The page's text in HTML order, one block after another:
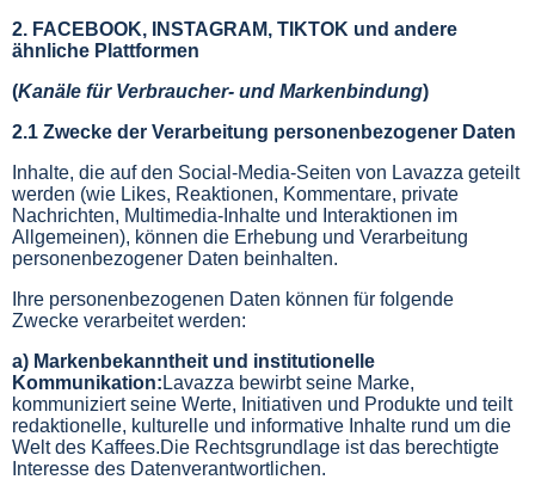
2. FACEBOOK, INSTAGRAM, TIKTOK und andere
ähnliche Plattformen
(Kanäle für Verbraucher- und Markenbindung)
2.1 Zwecke der Verarbeitung personenbezogener Daten
Inhalte, die auf den Social-Media-Seiten von Lavazza geteilt
werden (wie Likes, Reaktionen, Kommentare, private
Nachrichten, Multimedia-Inhalte und Interaktionen im
Allgemeinen), können die Erhebung und Verarbeitung
personenbezogener Daten beinhalten.
Ihre personenbezogenen Daten können für folgende
Zwecke verarbeitet werden:
a) Markenbekanntheit und institutionelle
Kommunikation: Lavazza bewirbt seine Marke,
kommuniziert seine Werte, Initiativen und Produkte und teilt
redaktionelle, kulturelle und informative Inhalte rund um die
Welt des Kaffees.Die Rechtsgrundlage ist das berechtigte
Interesse des Datenverantwortlichen.